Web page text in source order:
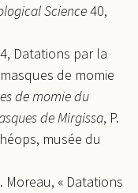
Science40,
Datations par la
de momie
de momie du
de Mirgissa, P.
musée du
Moreau, « Datations